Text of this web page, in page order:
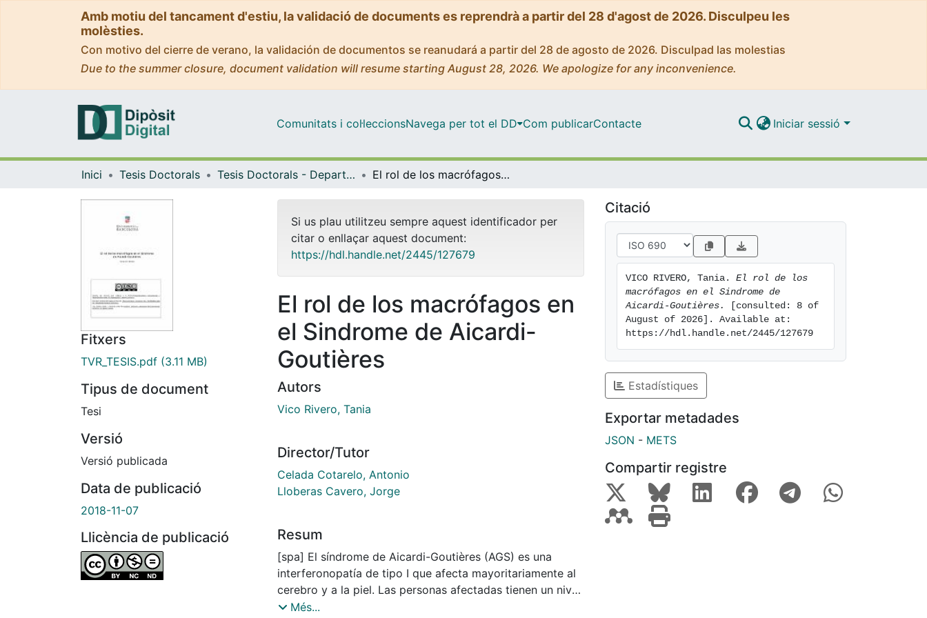
Amb motiu del tancament d'estiu, la validació de documents es reprendrà a partir del 28 d'agost de 2026. Disculpeu les
molèsties.
Con motivo del cierre de verano, la validación de documentos se reanudará a partir del 28 de agosto de 2026. Disculpad las molestias
Due to the summer closure, document validation will resume starting August 28, 2026. We apologize for any inconvenience.
Comunitats i col·leccionsNavega per tot el DD Com publicarContacte Iniciar sessió
Inici Tesis Doctorals Tesis Doctorals - Departament - Biologia Cel·lular, Fisiologia i Immunologia El rol de los macrófagos en el Sindrome de Aicardi-Goutières
Fitxers
TVR_TESIS.pdf (3.11 MB)
Tipus de document
Tesi
Versió
Versió publicada
Data de publicació
2018-11-07
Llicència de publicació
Si us plau utilitzeu sempre aquest identificador per
citar o enllaçar aquest document:
https://hdl.handle.net/2445/127679
El rol de los macrófagos en
el Sindrome de Aicardi-
Goutières
Autors
Vico Rivero, Tania
Director/Tutor
Celada Cotarelo, Antonio
Lloberas Cavero, Jorge
Resum
[spa] El síndrome de Aicardi-Goutières (AGS) es una
interferonopatía de tipo I que afecta mayoritariamente al
cerebro y a la piel. Las personas afectadas tienen un nivel
elevado de IFN-α en el líquido cefalorraquídeo y en el
Més...
Citació
VICO RIVERO, Tania. El rol de los
macrófagos en el Sindrome de
Aicardi-Goutières.
[consulted: 8 of
August of 2026]. Available at:
https://hdl.handle.net/2445/127679
Estadístiques
Exportar metadades
JSON - METS
Compartir registre